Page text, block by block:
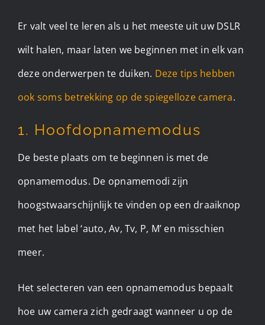
Er valt veel te leren als u het meeste uit uw DSLR
wilt halen, maar laten we beginnen met in elk van
deze onderwerpen te duiken. Deze tips hebben
ook soms betrekking op de spiegelloze camera.
1. Hoofdopnamemodus
De beste plaats om te beginnen is met de
opnamemodus. De opnamemodi zijn
hoogstwaarschijnlijk te vinden op een draaiknop
met het label ‘auto, Av, Tv, P, M’ en misschien
meer.
Het selecteren van een opnamemodus bepaalt
hoe uw camera zich gedraagt wanneer u op de